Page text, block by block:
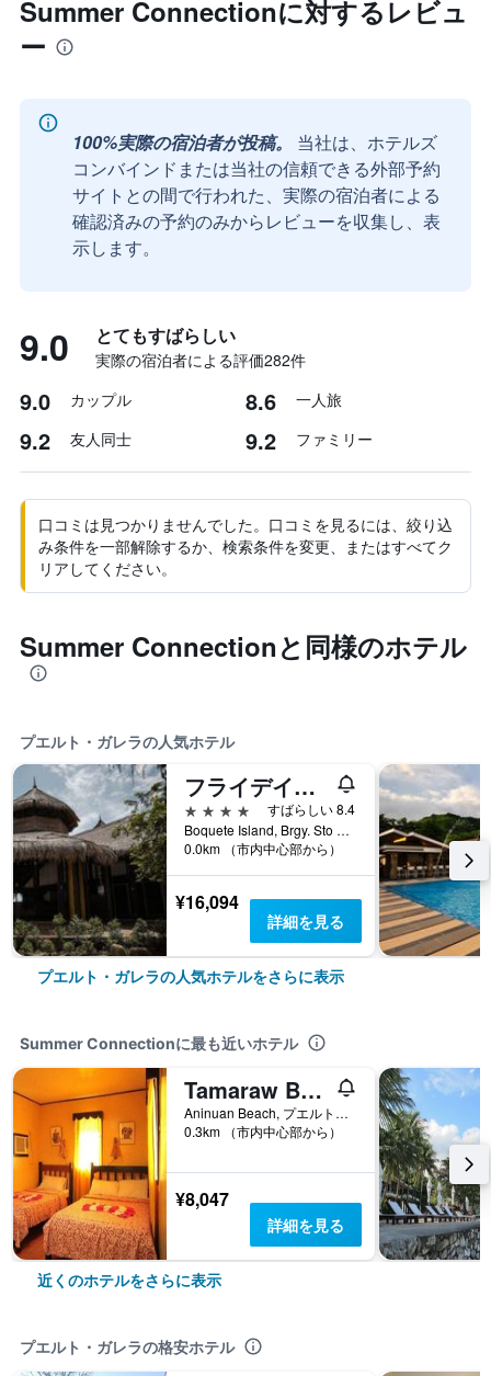
Summer Connectionに対するレビュ
ー
100%実際の宿泊者が投稿。
当社は、ホテルズ
コンバインドまたは当社の信頼できる外部予約
サイトとの間で行われた、実際の宿泊者による
確認済みの予約のみからレビューを収集し、表
示します。
9.0 とてもすばらしい
実際の宿泊者による評価282​件
9.0 カップル 8.6 一人旅
9.2 友人同士 9.2 ファミリー
口コミは見つかりませんでした。口コミを見るには、絞り込
み条件を一部解除するか、検索条件を変更、またはすべてク
リアしてください。
Summer Connectionと同様のホテル
プエルト・ガレラの人気ホテル
フライデイズ プエルト ガレラ
4つ星
すばらしい 8.4
Boquete Island, Brgy. Sto Niño, プエルト・ガレラ, フィリピン
0.0km （市内中心部から）
¥16,094
詳細を見る
プエルト・ガレラの人気ホテルをさらに表示
Summer Connectionに最も近いホテル
Tamaraw Beach Resort
Aninuan Beach, プエルト・ガレラ, フィリピン
0.3km （市内中心部から）
¥8,047
詳細を見る
近くのホテルをさらに表示
プエルト・ガレラの格安ホテル